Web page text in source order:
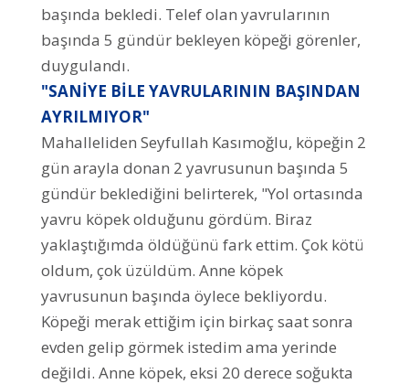
başında bekledi. Telef olan yavrularının
başında 5 gündür bekleyen köpeği görenler,
duygulandı.
"SANİYE BİLE YAVRULARININ BAŞINDAN
AYRILMIYOR"
Mahalleliden Seyfullah Kasımoğlu, köpeğin 2
gün arayla donan 2 yavrusunun başında 5
gündür beklediğini belirterek, "Yol ortasında
yavru köpek olduğunu gördüm. Biraz
yaklaştığımda öldüğünü fark ettim. Çok kötü
oldum, çok üzüldüm. Anne köpek
yavrusunun başında öylece bekliyordu.
Köpeği merak ettiğim için birkaç saat sonra
evden gelip görmek istedim ama yerinde
değildi. Anne köpek, eksi 20 derece soğukta